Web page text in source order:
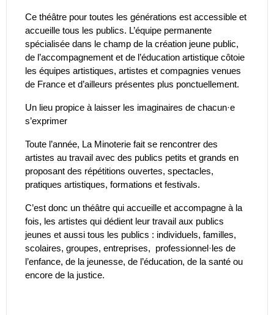
Ce théâtre pour toutes les générations est accessible et
accueille tous les publics. L’équipe permanente
spécialisée dans le champ de la création jeune public,
de l’accompagnement et de l’éducation artistique côtoie
les équipes artistiques, artistes et compagnies venues
de France et d’ailleurs présentes plus ponctuellement.
Un lieu propice à laisser les imaginaires de chacun·e
s’exprimer
Toute l’année, La Minoterie fait se rencontrer des
artistes au travail avec des publics petits et grands en
proposant des répétitions ouvertes, spectacles,
pratiques artistiques, formations et festivals.
C’est donc un théâtre qui accueille et accompagne à la
fois, les artistes qui dédient leur travail aux publics
jeunes et aussi tous les publics : individuels, familles,
scolaires, groupes, entreprises, professionnel·les de
l’enfance, de la jeunesse, de l’éducation, de la santé ou
encore de la justice.